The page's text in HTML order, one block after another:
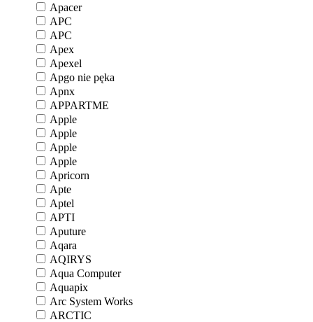
Apacer
APC
APC
Apex
Apexel
Apgo nie pęka
Apnx
APPARTME
Apple
Apple
Apple
Apple
Apricorn
Apte
Aptel
APTI
Aputure
Aqara
AQIRYS
Aqua Computer
Aquapix
Arc System Works
ARCTIC